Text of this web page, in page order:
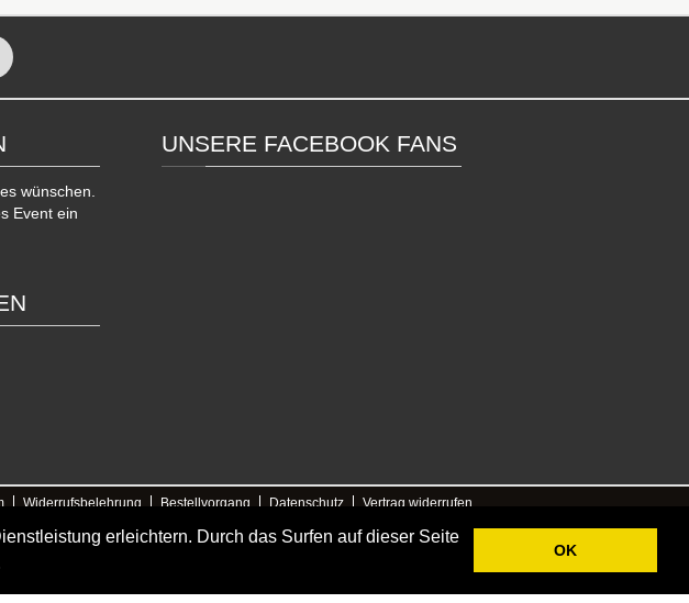
erleichtern. Durch das Surfen auf dieser Seite
OK
wünschen.
Event ein
UNSERE FACEBOOK FANS
Widerrufsbelehrung Bestellvorgang Datenschutz
Vertrag widerrufen
powered by gurado :Online-Gutscheine | Outdoor-Gutschein